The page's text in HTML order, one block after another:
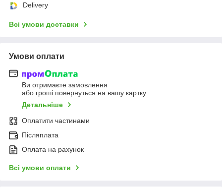
Delivery
Всі умови доставки
Умови оплати
Ви отримаєте замовлення
або гроші повернуться на вашу картку
Детальніше
Оплатити частинами
Післяплата
Оплата на рахунок
Всі умови оплати